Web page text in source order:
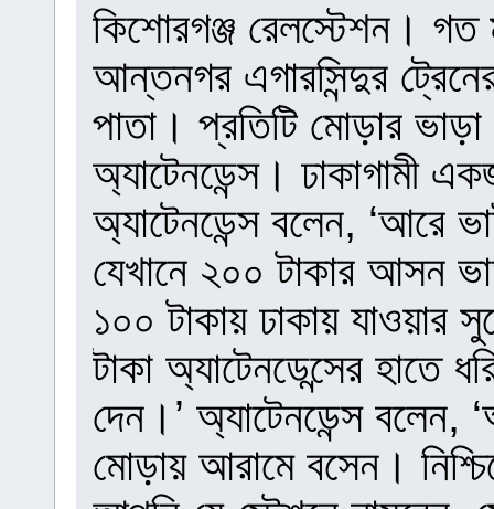
কিশোরগঞ্জ রেলস্টেশন। গত
আন্তনগর এগারসিন্দুর
পাতা। প্রতিটি মোড়ার
অ্যাটেনডেন্স। ঢাকাগামী
অ্যাটেনডেন্স বলেন, ‘আরে
যেখানে ২০০ টাকার আসন
১০০ টাকায় ঢাকায় যাওয়ার
টাকা অ্যাটেনডেন্সের হাতে
দেন।’ অ্যাটেনডেন্স বলেন,
মোড়ায় আরামে বসেন।